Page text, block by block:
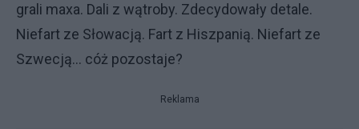
grali maxa. Dali z wątroby. Zdecydowały detale.
Niefart ze Słowacją. Fart z Hiszpanią. Niefart ze
Szwecją... cóż pozostaje?
Reklama